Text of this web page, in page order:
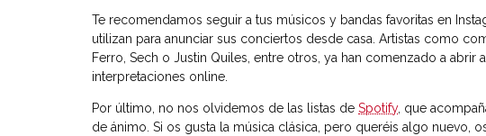
Te recomendamos seguir a tus músicos y bandas favoritas en
utilizan para anunciar sus conciertos desde casa. Artistas como
Ferro, Sech o Justin Quiles, entre otros, ya han comenzado a
interpretaciones online.
Por último, no nos olvidemos de las listas de Spotify, que
de ánimo. Si os gusta la música clásica, pero queréis algo nuevo,